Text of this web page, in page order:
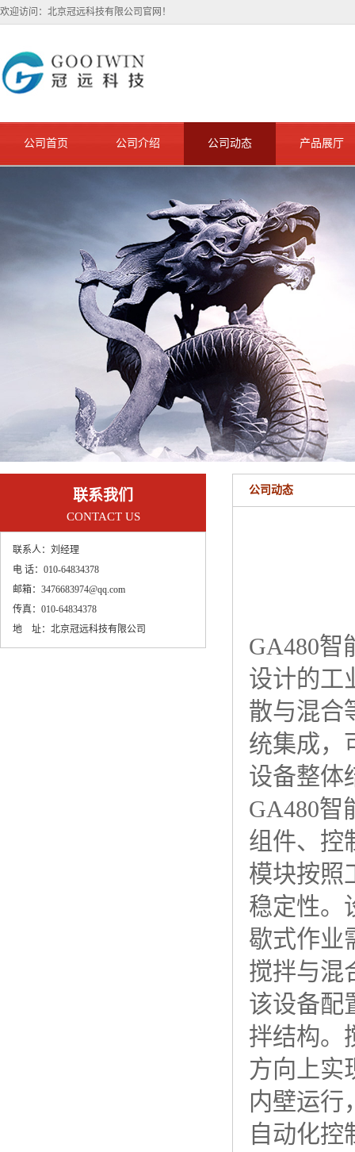
欢迎访问：北京冠远科技有限公司官网！
公司首页 公司介绍 公司动态 产品展厅
联系我们
CONTACT US
联系人： 刘经理
电 话： 010-64834378
邮箱： 3476683974@qq.com
传真： 010-64834378
地 址： 北京冠远科技有限公司
公司动态
GA480智
设计的工
散与混合
统集成，
设备整体
GA480智
组件、控
模块按照
稳定性。
歇式作业
搅拌与混
该设备配
拌结构。
方向上实
内壁运行
自动化控